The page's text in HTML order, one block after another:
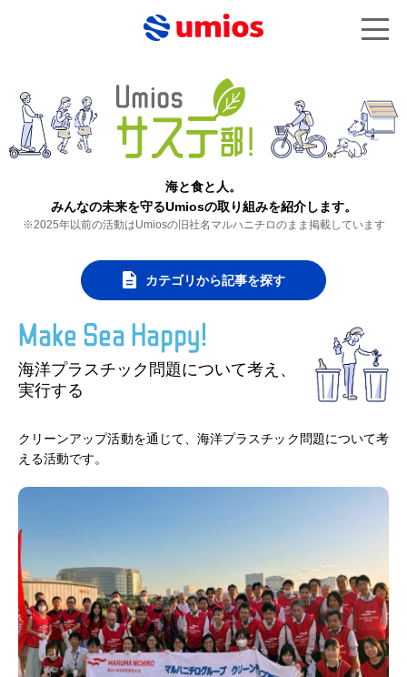
海と食と人。
みんなの未来を守るUmiosの取り組みを紹介します。
※2025年以前の活動はUmiosの旧社名マルハニチロのまま掲載しています
カテゴリから記事を探す
Make Sea Happy!
海洋プラスチック問題について考え、
実行する
クリーンアップ活動を通じて、海洋プラスチック問題について考
える活動です。